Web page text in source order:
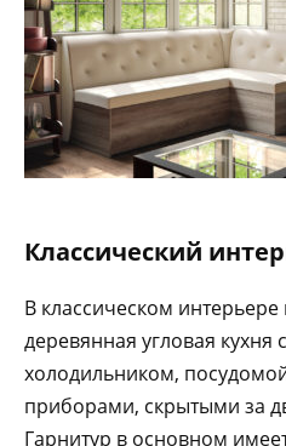
Классический
В классическом интерьере
деревянная угловая кухня
холодильником,
приборами, скрытыми за
Гарнитур в основном